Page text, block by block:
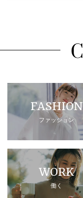
FASHION
ファッション
WORK
働く